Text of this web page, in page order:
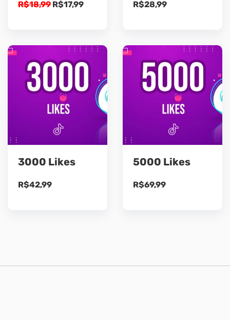
R$18,99 O
era:
R$18,99.
R$17,99O
é:
R$17,99.
R$28,99
3000 Likes
R$42,99
5000 Likes
R$69,99